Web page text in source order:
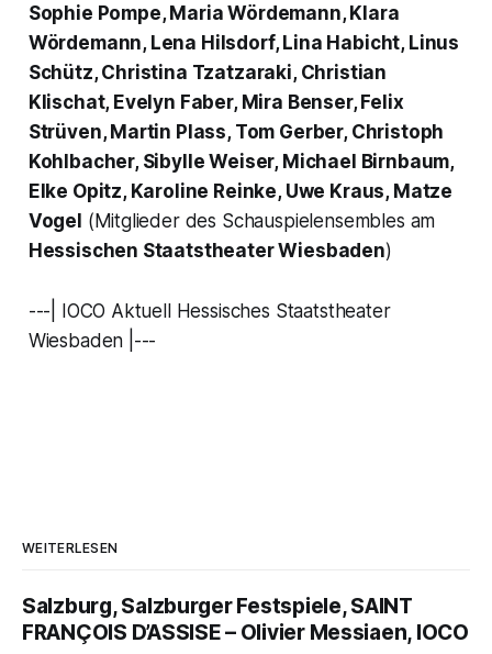
Sophie Pompe, Maria Wördemann, Klara
Wördemann, Lena Hilsdorf, Lina Habicht, Linus
Schütz, Christina Tzatzaraki, Christian
Klischat, Evelyn Faber, Mira Benser, Felix
Strüven, Martin Plass, Tom Gerber, Christoph
Kohlbacher, Sibylle Weiser, Michael Birnbaum,
Elke Opitz, Karoline Reinke, Uwe Kraus, Matze
Vogel (Mitglieder des Schauspielensembles am
Hessischen Staatstheater Wiesbaden)
---| IOCO Aktuell Hessisches Staatstheater
Wiesbaden |---
WEITERLESEN
Salzburg, Salzburger Festspiele, SAINT
FRANÇOIS D’ASSISE – Olivier Messiaen, IOCO